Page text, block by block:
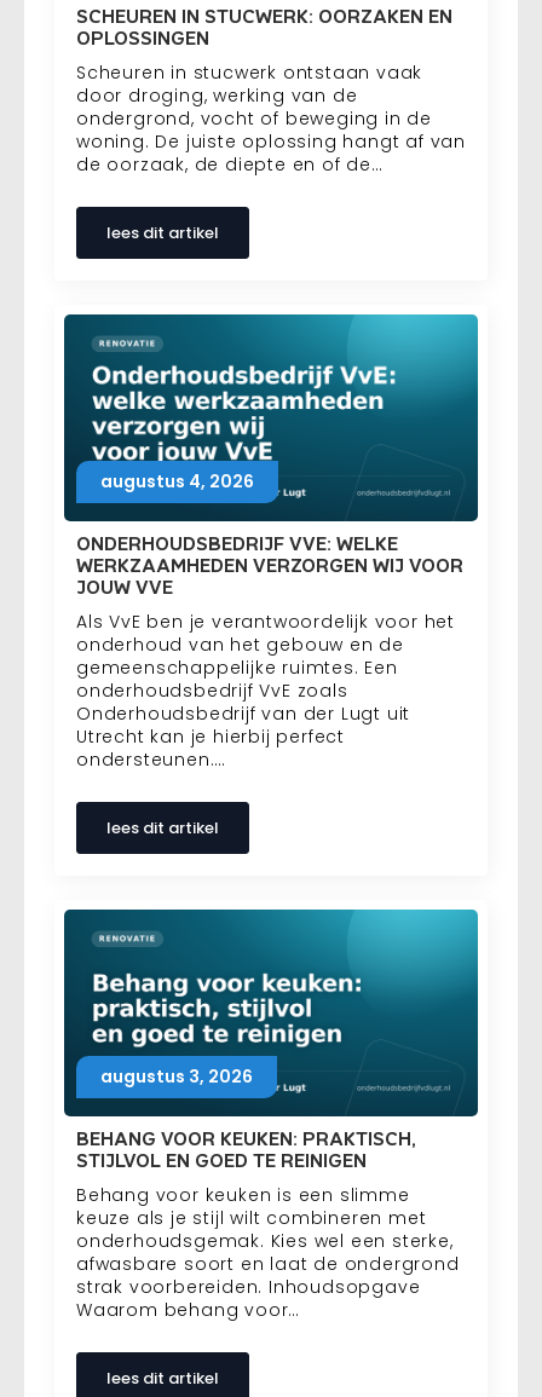
SCHEUREN IN STUCWERK: OORZAKEN EN
OPLOSSINGEN
Scheuren in stucwerk ontstaan vaak
door droging, werking van de
ondergrond, vocht of beweging in de
woning. De juiste oplossing hangt af van
de oorzaak, de diepte en of de…
lees dit artikel
ONDERHOUDSBEDRIJF VVE: WELKE
WERKZAAMHEDEN VERZORGEN WIJ VOOR
JOUW VVE
augustus 4, 2026
Als VvE ben je verantwoordelijk voor het
onderhoud van het gebouw en de
gemeenschappelijke ruimtes. Een
onderhoudsbedrijf VvE zoals
Onderhoudsbedrijf van der Lugt uit
Utrecht kan je hierbij perfect
ondersteunen.…
lees dit artikel
BEHANG VOOR KEUKEN: PRAKTISCH,
STIJLVOL EN GOED TE REINIGEN
augustus 3, 2026
Behang voor keuken is een slimme
keuze als je stijl wilt combineren met
onderhoudsgemak. Kies wel een sterke,
afwasbare soort en laat de ondergrond
strak voorbereiden. Inhoudsopgave
Waarom behang voor…
lees dit artikel